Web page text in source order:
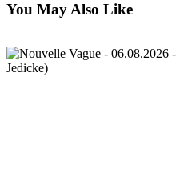
You May Also Like